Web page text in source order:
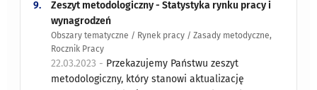
9.
Zeszyt metodologiczny - Statystyka rynku pracy i
wynagrodzeń
Obszary tematyczne / Rynek pracy / Zasady metodyczne,
Rocznik Pracy
22.03.2023 - Przekazujemy Państwu zeszyt
metodologiczny, który stanowi aktualizację